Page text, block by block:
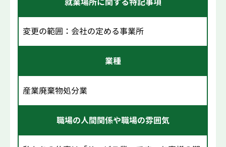
変更の範囲：会社の定める事業所
業種
産業廃棄物処分業
職場の人間関係や職場の雰囲気